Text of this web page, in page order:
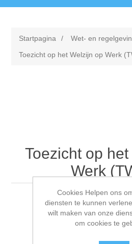
Startpagina / Wet- en
Toezicht op het Welzijn op Werk
Toezicht op
Werk
Sorteren op
Cookies Helpen ons
diensten te kunnen
wilt maken van onze
om cookies te